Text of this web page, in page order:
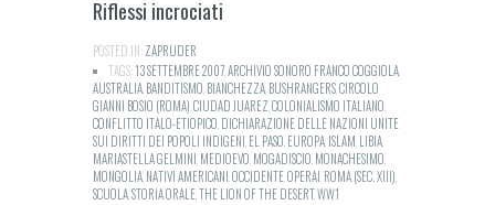
Riflessi incrociati
POSTED IN:ZAPRUDER
TAGS:13 SETTEMBRE 2007,ARCHIVIO SONORO FRANCO COGGIOLA,
AUSTRALIA,BANDITISMO,BIANCHEZZA,BUSHRANGERS,CIRCOLO
GIANNI BOSIO (ROMA),CIUDAD JUAREZ,COLONIALISMO ITALIANO,
CONFLITTO ITALO-ETIOPICO,DICHIARAZIONE DELLE NAZIONI UNITE
SUI DIRITTI DEI POPOLI INDIGENI,EL PASO,EUROPA,ISLAM,LIBIA,
MARIASTELLA GELMINI,MEDIOEVO,MOGADISCIO,MONACHESIMO,
MONGOLIA,NATIVI AMERICANI,OCCIDENTE,OPERAI,ROMA (SEC. XIII),
SCUOLA,STORIA ORALE,THE LION OF THE DESERT,WW1